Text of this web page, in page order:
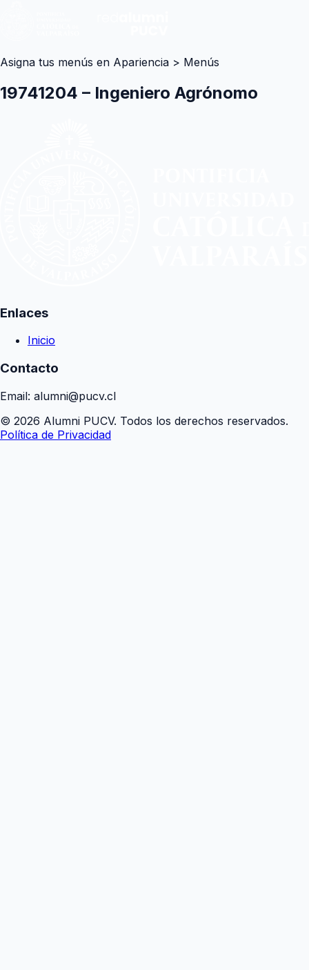
Asigna tus menús en Apariencia > Menús
19741204 – Ingeniero Agrónomo
Enlaces
Inicio
Contacto
Email: alumni@pucv.cl
© 2026 Alumni PUCV. Todos los derechos reservados.
Política de Privacidad